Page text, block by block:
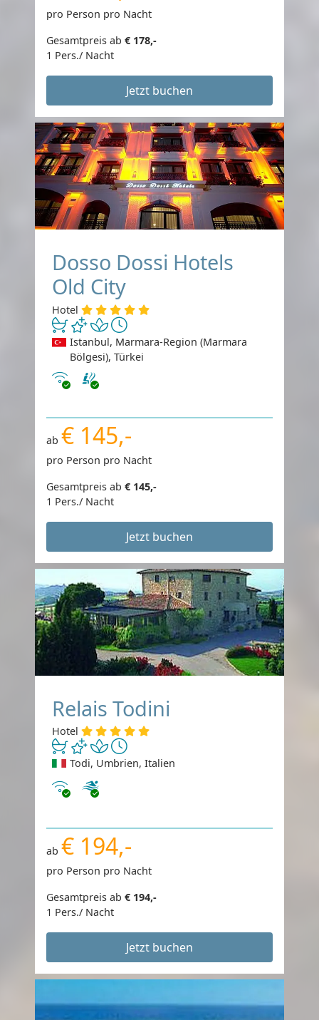
pro Person pro Nacht
Gesamtpreis ab € 178,-
1 Pers./ Nacht
Jetzt buchen
Dosso Dossi Hotels
Old City
Hotel
Istanbul, Marmara-Region (Marmara
Bölgesi), Türkei
Internet
ab € 145,-
pro Person pro Nacht
Gesamtpreis ab € 145,-
1 Pers./ Nacht
Jetzt buchen
Relais Todini
Hotel
Todi, Umbrien, Italien
Internet
ab € 194,-
pro Person pro Nacht
Gesamtpreis ab € 194,-
1 Pers./ Nacht
Jetzt buchen